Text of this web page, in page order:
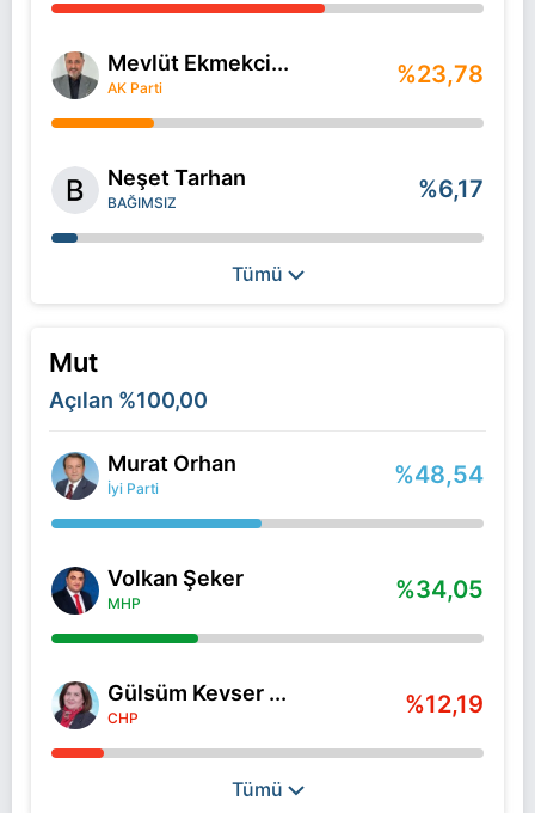
Mevlüt Ekmekci...
AK Parti %23,78
Neşet Tarhan
BAĞIMSIZ %6,17
Tümü
Mut
Açılan %100,00
Murat Orhan
İyi Parti %48,54
Volkan Şeker
MHP %34,05
Gülsüm Kevser ...
CHP %12,19
Tümü